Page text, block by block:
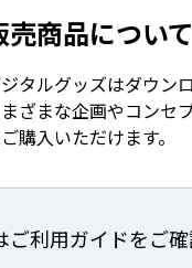
売商品について
タルグッズはダウン
まざまな企画やコンセ
購入いただけます。
利用ガイドをご確